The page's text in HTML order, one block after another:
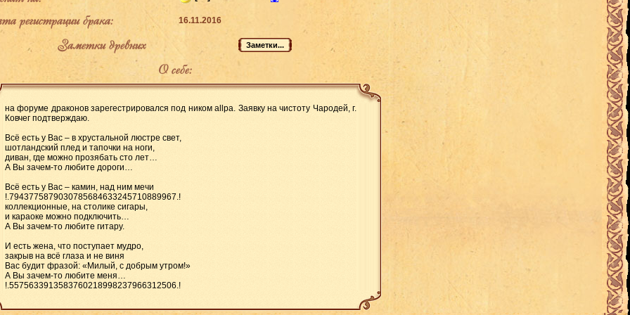
регистрации брака: 16.11.2016
Заметки древних
О себе:
на форуме драконов зарегестрировался под ником allpa. Заявку на чистоту Чародей, г.
Ковчег подтверждаю.
Всё есть у Вас – в хрустальной люстре свет,
шотландский плед и тапочки на ноги,
диван, где можно прозябать сто лет…
А Вы зачем-то любите дороги…
Всё есть у Вас – камин, над ним мечи
!.7943775879030785684633245710889967.!
коллекционные, на столике сигары,
и караоке можно подключить…
А Вы зачем-то любите гитару.
И есть жена, что поступает мудро,
закрыв на всё глаза и не виня
Вас будит фразой: «Милый, с добрым утром!»
А Вы зачем-то любите меня…
!.5575633913583760218998237966312506.!